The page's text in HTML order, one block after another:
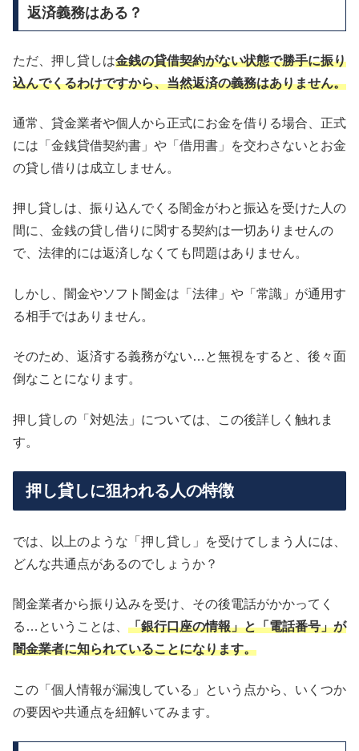
返済義務はある？
ただ、押し貸しは金銭の貸借契約がない状態で勝手に振り
込んでくるわけですから、当然返済の義務はありません。
通常、貸金業者や個人から正式にお金を借りる場合、正式
には「金銭貸借契約書」や「借用書」を交わさないとお金
の貸し借りは成立しません。
押し貸しは、振り込んでくる闇金がわと振込を受けた人の
間に、金銭の貸し借りに関する契約は一切ありませんの
で、法律的には返済しなくても問題はありません。
しかし、闇金やソフト闇金は「法律」や「常識」が通用す
る相手ではありません。
そのため、返済する義務がない…と無視をすると、後々面
倒なことになります。
押し貸しの「対処法」については、この後詳しく触れま
す。
押し貸しに狙われる人の特徴
では、以上のような「押し貸し」を受けてしまう人には、
どんな共通点があるのでしょうか？
闇金業者から振り込みを受け、その後電話がかかってく
る…ということは、 「銀行口座の情報」と「電話番号」が
闇金業者に知られていることになります。
この「個人情報が漏洩している」という点から、いくつか
の要因や共通点を紐解いてみます。